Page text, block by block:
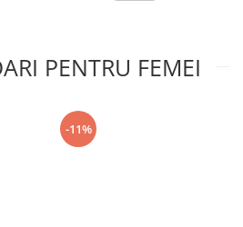
PENTRU FEMEI
-11%